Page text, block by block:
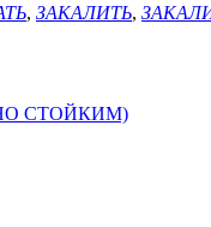
, ЗАКАЛИТЬ,
СТОЙКИМ)